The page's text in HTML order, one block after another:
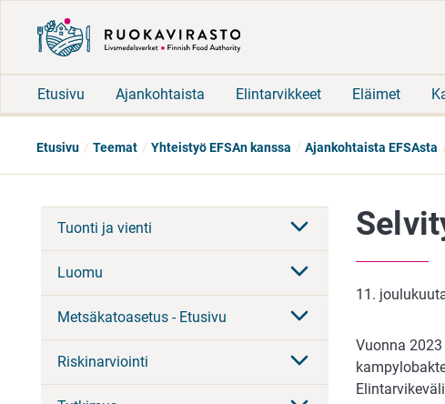
Etusivu Ajankohtaista Elintarvikkeet Eläimet
Etusivu Teemat Yhteistyö EFSAn kanssa Ajankohtaista EFSAsta
Tuonti ja vienti
Luomu
Metsäkatoasetus - Etusivu
Riskinarviointi
11.
Vuonna